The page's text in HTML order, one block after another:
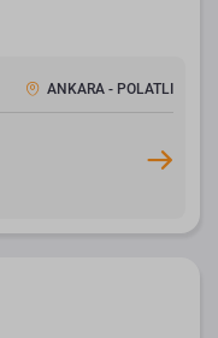
ANKARA - POLATLI